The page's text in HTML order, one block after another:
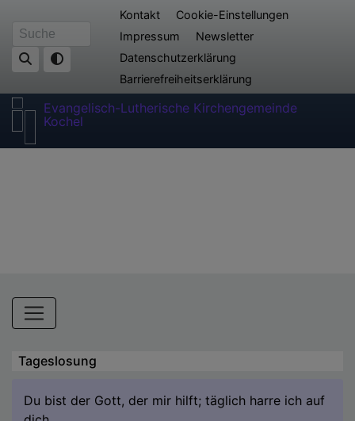
zum
Inhalt
Suche
Fußbereichsmenü
Kontakt
Cookie-Einstellungen
Impressum
Newsletter
Datenschutzerklärung
Barrierefreiheitserklärung
Evangelisch-Lutherische Kirchengemeinde
Kochel
Hauptnavigation
Tageslosung
Du bist der Gott, der mir hilft; täglich harre ich auf